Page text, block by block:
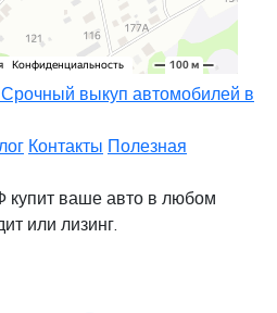
форму.
форму.
Контакты Полезная
ваше авто в любом
или лизинг.